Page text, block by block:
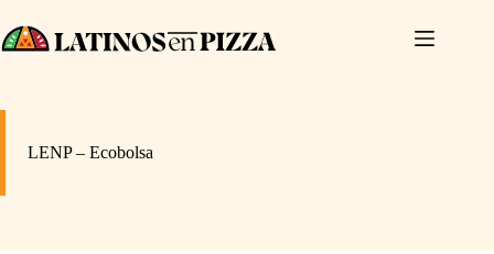
al
contenido
LENP – Ecobolsa